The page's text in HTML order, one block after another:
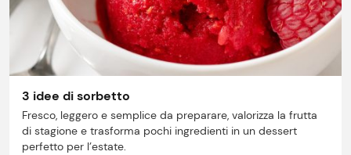
Il gruppo
Ricette
Lavora con noi
3 idee di sorbetto
Fresco, leggero e semplice da preparare, valorizza la frutta
di stagione e trasforma pochi ingredienti in un dessert
perfetto per l’estate.